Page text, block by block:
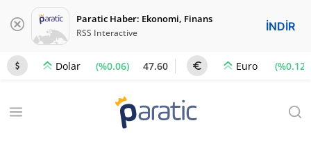
Paratic Haber: Ekonomi, Finans
RSS Interactive İNDİR
Dolar (%0.06) 47.60 Euro (%0.12)